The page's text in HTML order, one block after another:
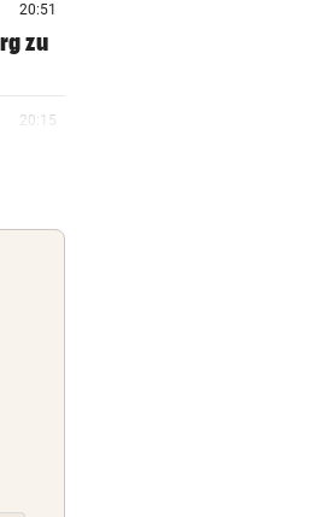
20:51
zu
20:15
20:06